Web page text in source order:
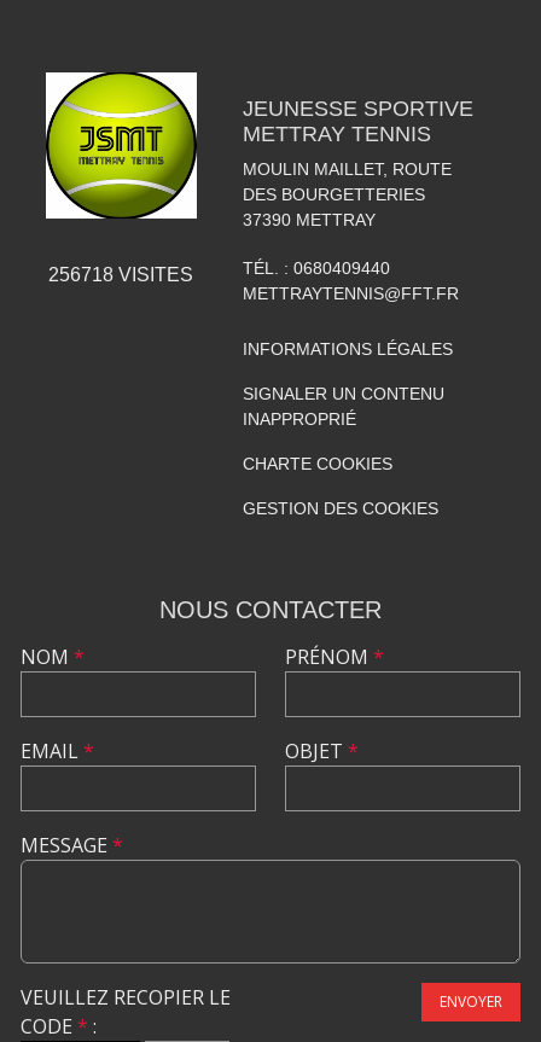
256718 VISITES
JEUNESSE SPORTIVE
METTRAY TENNIS
MOULIN MAILLET, ROUTE
DES BOURGETTERIES
37390 METTRAY
TÉL. : 0680409440
METTRAYTENNIS@FFT.FR
INFORMATIONS LÉGALES
SIGNALER UN CONTENU
INAPPROPRIÉ
CHARTE COOKIES
GESTION DES COOKIES
NOUS CONTACTER
NOM *
EMAIL*
PRÉNOM *
OBJET *
MESSAGE *
VEUILLEZ RECOPIER LE
CODE * :
ENVOYER